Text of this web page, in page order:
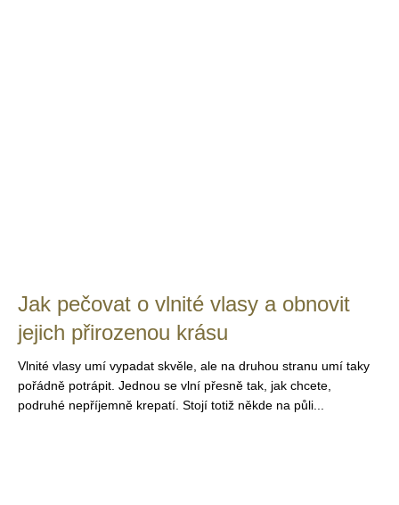
Jak pečovat o vlnité vlasy a obnovit
jejich přirozenou krásu
Vlnité vlasy umí vypadat skvěle, ale na druhou stranu umí taky
pořádně potrápit. Jednou se vlní přesně tak, jak chcete,
podruhé nepříjemně krepatí. Stojí totiž někde na půli...